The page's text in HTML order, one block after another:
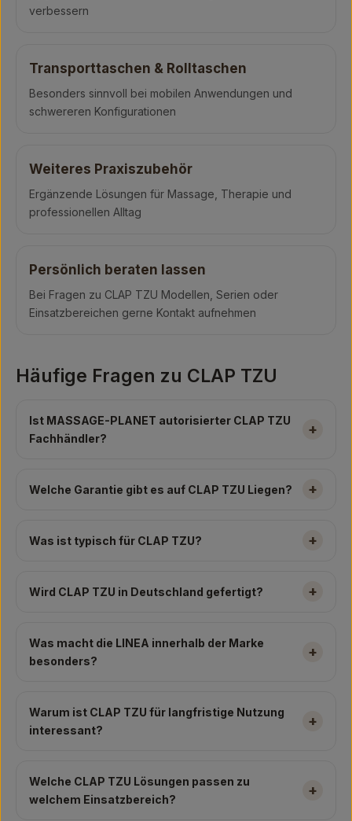
verbessern
Transporttaschen & Rolltaschen
Besonders sinnvoll bei mobilen Anwendungen und
schwereren Konfigurationen
Weiteres Praxiszubehör
Ergänzende Lösungen für Massage, Therapie und
professionellen Alltag
Persönlich beraten lassen
Bei Fragen zu CLAP TZU Modellen, Serien oder
Einsatzbereichen gerne Kontakt aufnehmen
Häufige Fragen zu CLAP TZU
Ist MASSAGE-PLANET autorisierter CLAP TZU
Fachhändler?
Welche Garantie gibt es auf CLAP TZU Liegen?
Was ist typisch für CLAP TZU?
Wird CLAP TZU in Deutschland gefertigt?
Was macht die LINEA innerhalb der Marke
besonders?
Warum ist CLAP TZU für langfristige Nutzung
interessant?
Welche CLAP TZU Lösungen passen zu
welchem Einsatzbereich?